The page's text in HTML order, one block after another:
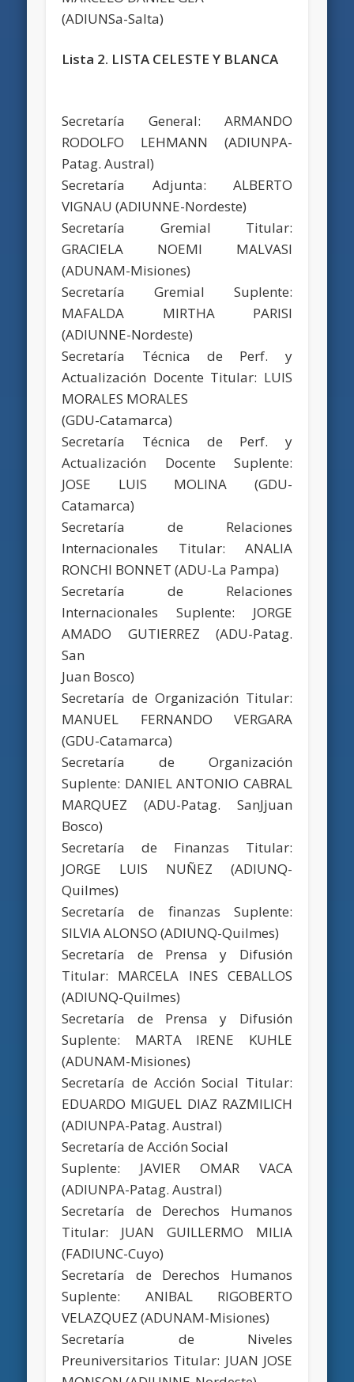
(ADIUNSa-Salta)
Lista 2. LISTA CELESTE Y BLANCA
Secretaría General: ARMANDO
RODOLFO LEHMANN (ADIUNPA-
Patag. Austral)
Secretaría Adjunta: ALBERTO
VIGNAU (ADIUNNE-Nordeste)
Secretaría Gremial Titular:
GRACIELA NOEMI MALVASI
(ADUNAM-Misiones)
Secretaría Gremial Suplente:
MAFALDA MIRTHA PARISI
(ADIUNNE-Nordeste)
Secretaría Técnica de Perf. y
Actualización Docente Titular: LUIS
MORALES MORALES
(GDU-Catamarca)
Secretaría Técnica de Perf. y
Actualización Docente Suplente:
JOSE LUIS MOLINA (GDU-
Catamarca)
Secretaría de Relaciones
Internacionales Titular: ANALIA
RONCHI BONNET (ADU-La Pampa)
Secretaría de Relaciones
Internacionales Suplente: JORGE
AMADO GUTIERREZ (ADU-Patag.
San
Juan Bosco)
Secretaría de Organización Titular:
MANUEL FERNANDO VERGARA
(GDU-Catamarca)
Secretaría de Organización
Suplente: DANIEL ANTONIO CABRAL
MARQUEZ (ADU-Patag. SanJjuan
Bosco)
Secretaría de Finanzas Titular:
JORGE LUIS NUÑEZ (ADIUNQ-
Quilmes)
Secretaría de finanzas Suplente:
SILVIA ALONSO (ADIUNQ-Quilmes)
Secretaría de Prensa y Difusión
Titular: MARCELA INES CEBALLOS
(ADIUNQ-Quilmes)
Secretaría de Prensa y Difusión
Suplente: MARTA IRENE KUHLE
(ADUNAM-Misiones)
Secretaría de Acción Social Titular:
EDUARDO MIGUEL DIAZ RAZMILICH
(ADIUNPA-Patag. Austral)
Secretaría de Acción Social
Suplente: JAVIER OMAR VACA
(ADIUNPA-Patag. Austral)
Secretaría de Derechos Humanos
Titular: JUAN GUILLERMO MILIA
(FADIUNC-Cuyo)
Secretaría de Derechos Humanos
Suplente: ANIBAL RIGOBERTO
VELAZQUEZ (ADUNAM-Misiones)
Secretaría de Niveles
Preuniversitarios Titular: JUAN JOSE